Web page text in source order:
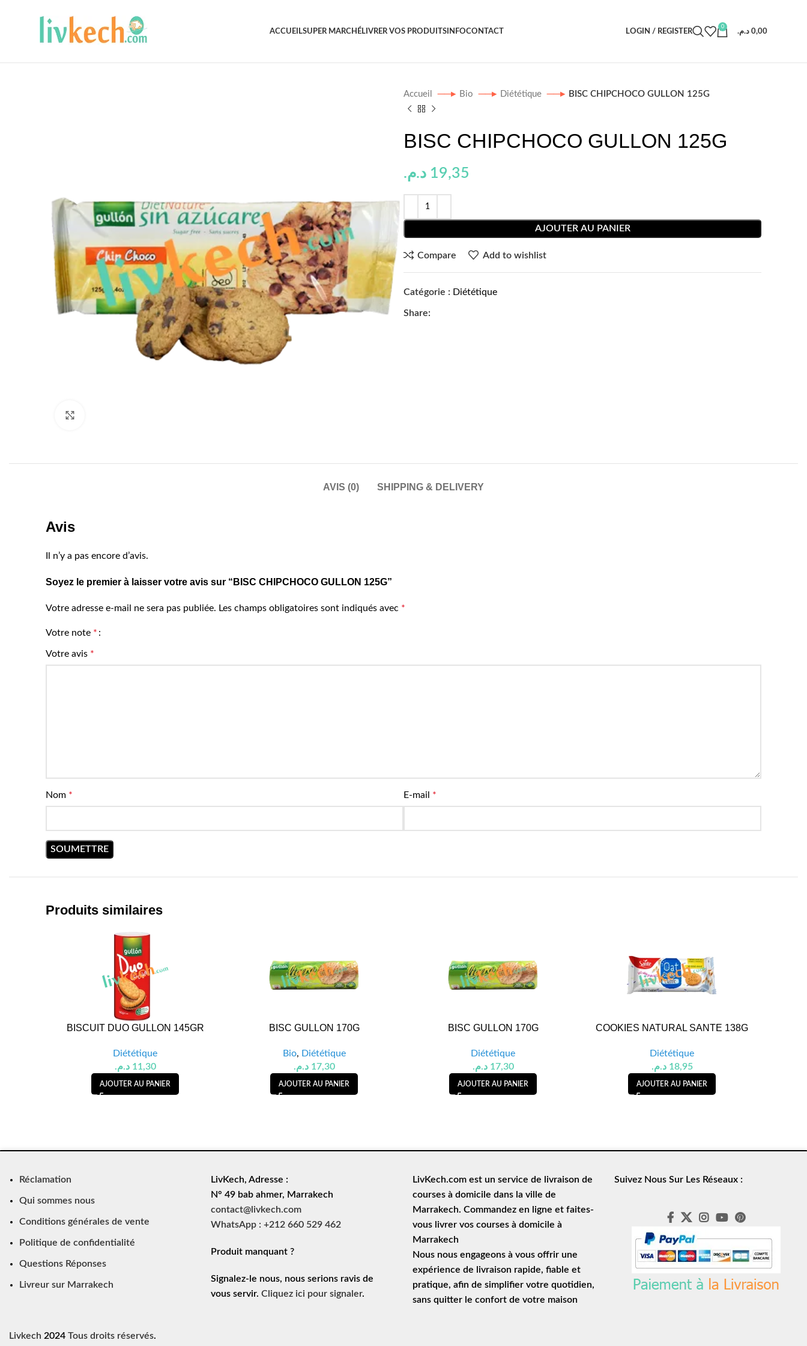
ACCUEILSUPER MARCHÉ LIVRER VOS PRODUITS INFOCONTACT LOGIN / REGISTER
0
0,00 د.م.
Accueil Bio Diététique BISC CHIPCHOCO GULLON 125G
BISC CHIPCHOCO GULLON 125G
19,35 د.م.
AJOUTER AU PANIER
Compare Add to wishlist
Catégorie : Diététique
Share:
AVIS (0) SHIPPING & DELIVERY
Avis
Il n’y a pas encore d’avis.
Soyez le premier à laisser votre avis sur “BISC CHIPCHOCO GULLON 125G”
Votre adresse e-mail ne sera pas publiée. Les champs obligatoires sont indiqués avec *
Votre note *
Votre avis *
Nom * E-mail *
Produits similaires
BISCUIT DUO GULLON 145GR
Diététique
11,30 د.م.
AJOUTER AU PANIER
BISC GULLON 170G
Bio, Diététique
17,30 د.م.
AJOUTER AU PANIER
BISC GULLON 170G
Diététique
17,30 د.م.
AJOUTER AU PANIER
COOKIES NATURAL SANTE 138G
Diététique
18,95 د.م.
AJOUTER AU PANIER
Réclamation
Qui sommes nous
Conditions générales de vente
Politique de confidentialité
Questions Réponses
Livreur sur Marrakech
LivKech, Adresse :
N° 49 bab ahmer, Marrakech
contact@livkech.com
WhatsApp : +212 660 529 462
Produit manquant ?
Signalez-le nous, nous serions ravis de
vous servir. Cliquez ici pour signaler.
LivKech.com est un service de
livraison de
courses à domicile dans la ville de
Marrakech. Commandez en ligne et faites-
vous livrer vos courses à domicile à
Marrakech
Nous nous engageons à vous offrir une
expérience de
livraison rapide, fiable et
pratique, afin de simplifier votre quotidien,
sans quitter le confort de votre maison
Suivez Nous Sur Les Réseaux :
Livkech 2024Tous droits réservés.